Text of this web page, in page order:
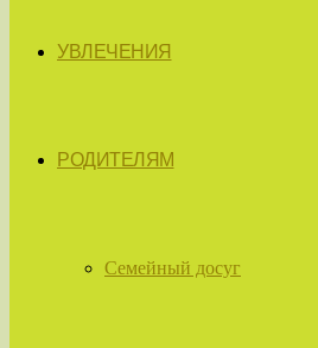
УВЛЕЧЕНИЯ
РОДИТЕЛЯМ
Семейный досуг